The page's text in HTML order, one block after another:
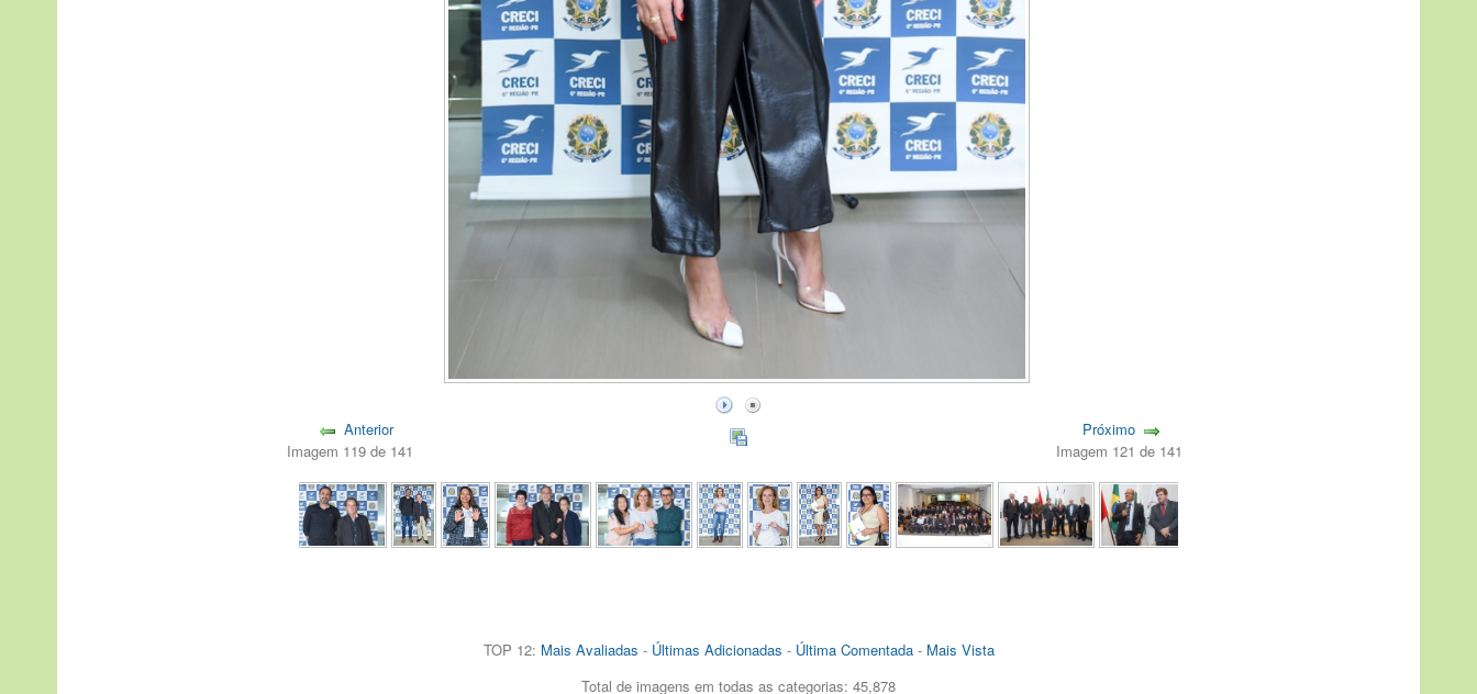
Anterior
Imagem 119 de 141
Próximo
Imagem 121 de 141
TOP 12: Mais Avaliadas - Últimas Adicionadas - Última Comentada- Mais Vista
Total de imagens em todas as categorias: 45,878